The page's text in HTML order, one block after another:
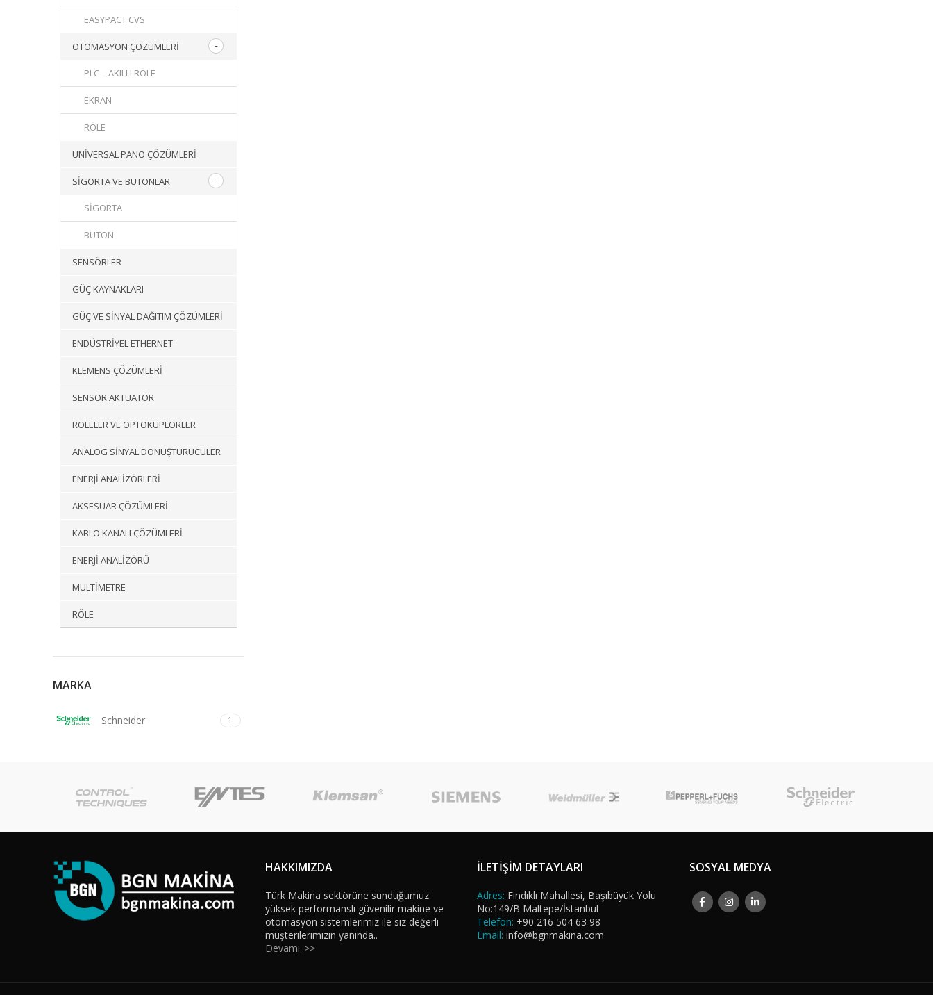
EASYPACT CVS
OTOMASYON ÇÖZÜMLERI
PLC – AKILLI RÖLE
EKRAN
RÖLE
UNIVERSAL PANO ÇÖZÜMLERI
SIGORTA VE BUTONLAR
SIGORTA
BUTON
SENSÖRLER
GÜÇ KAYNAKLARI
GÜÇ VE SINYAL DAĞITIM ÇÖZÜMLERI
ENDÜSTRIYEL ETHERNET
KLEMENS ÇÖZÜMLERI
SENSÖR AKTUATÖR
RÖLELER VE OPTOKUPLÖRLER
ANALOG SINYAL DÖNÜŞTÜRÜCÜLER
ENERJI ANALIZÖRLERI
AKSESUAR ÇÖZÜMLERI
KABLO KANALI ÇÖZÜMLERI
ENERJI ANALIZÖRÜ
MULTIMETRE
RÖLE
MARKA
Schneider 1
HAKKIMIZDA
Türk Makina sektörüne sunduğumuz
yüksek performanslı güvenilir makine ve
otomasyon sistemlerimiz ile siz değerli
müşterilerimizin yanında..
Devamı..>>
İLETİŞİM DETAYLARI
Adres: Fındıklı Mahallesi, Başıbüyük Yolu
No:149/B Maltepe/İstanbul
Telefon: +90 216 504 63 98
Email: info@bgnmakina.com
SOSYAL MEDYA